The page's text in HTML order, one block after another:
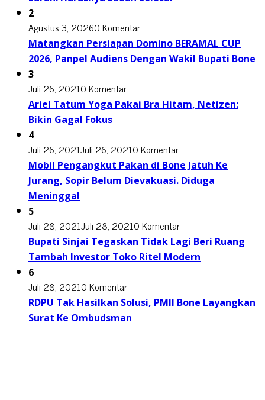
2
Agustus 3, 20260 Komentar
Matangkan Persiapan Domino BERAMAL CUP
2026, Panpel Audiens Dengan Wakil Bupati Bone
3
Juli 26, 20210 Komentar
Ariel Tatum Yoga Pakai Bra Hitam, Netizen:
Bikin Gagal Fokus
4
Juli 26, 2021Juli 26, 20210 Komentar
Mobil Pengangkut Pakan di Bone Jatuh Ke
Jurang, Sopir Belum Dievakuasi. Diduga
Meninggal
5
Juli 28, 2021Juli 28, 20210 Komentar
Bupati Sinjai Tegaskan Tidak Lagi Beri Ruang
Tambah Investor Toko Ritel Modern
6
Juli 28, 20210 Komentar
RDPU Tak Hasilkan Solusi, PMII Bone Layangkan
Surat Ke Ombudsman